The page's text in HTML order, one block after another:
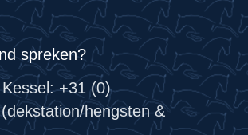
spreken?
+31 (0)
hengsten &